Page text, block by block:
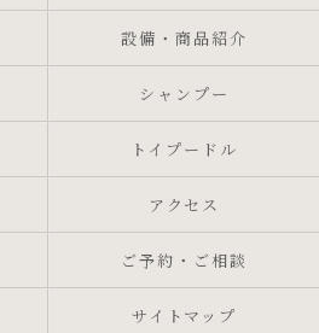
設備・商品紹介
シャンプー
トイプードル
アクセス
ご予約・ご相談
サイトマップ